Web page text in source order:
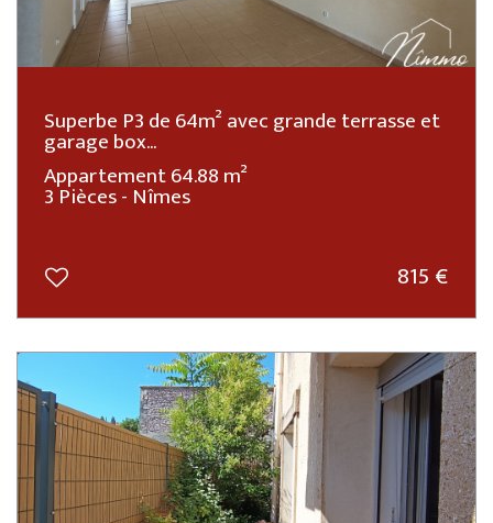
Superbe P3 de 64m² avec grande terrasse et
garage box...
Appartement 64.88 m²
3 Pièces - Nîmes
815 €